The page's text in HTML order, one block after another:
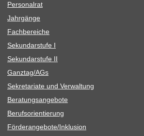
Per­so­nal­rat
Jahr­gänge
Fach­be­rei­che
Sekun­dar­stufe I
Sekun­dar­stufe II
Ganztag/​​AGs
Sekre­ta­riate und Verwaltung
Bera­tungs­an­ge­bote
Berufs­ori­en­tie­rung
Förderangebote/​​Inklusion